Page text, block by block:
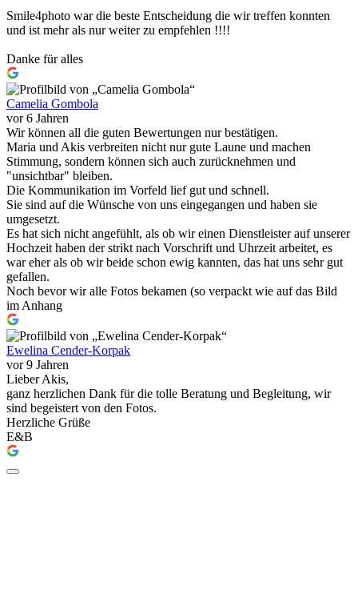
Smile4photo war die beste Entscheidung die wir treffen konnten
und ist mehr als nur weiter zu empfehlen !!!!
Danke für alles
Camelia Gombola
vor 6 Jahren
Wir können all die guten Bewertungen nur bestätigen.
Maria und Akis verbreiten nicht nur gute Laune und machen
Stimmung, sondern können sich auch zurücknehmen und
"unsichtbar" bleiben.
Die Kommunikation im Vorfeld lief gut und schnell.
Sie sind auf die Wünsche von uns eingegangen und haben sie
umgesetzt.
Es hat sich nicht angefühlt, als ob wir einen Dienstleister auf unserer
Hochzeit haben der strikt nach Vorschrift und Uhrzeit arbeitet, es
war eher als ob wir beide schon ewig kannten, das hat uns sehr gut
gefallen.
Noch bevor wir alle Fotos bekamen (so verpackt wie auf das Bild
im Anhang
Ewelina Cender-Korpak
vor 9 Jahren
Lieber Akis,
ganz herzlichen Dank für die tolle Beratung und Begleitung, wir
sind begeistert von den Fotos.
Herzliche Grüße
E&B